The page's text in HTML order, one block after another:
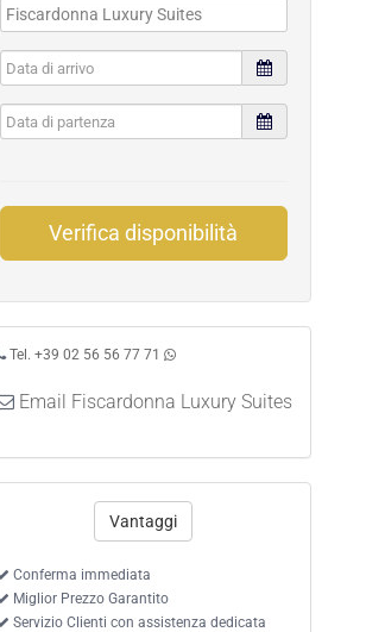
Verifica disponibilità
Tel. +39 02 56 56 77 71
Email Fiscardonna Luxury Suites
Vantaggi
Conferma immediata
Miglior Prezzo Garantito
Servizio Clienti con assistenza dedicata